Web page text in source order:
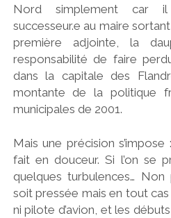
Nord simplement car
successeur.e au maire
première adjointe, la
responsabilité de faire
dans la capitale des
montante de la politique
municipales de 2001.
Mais une précision
fait en douceur. Si l’on se
quelques turbulences…
soit pressée mais en tout cas
ni pilote d’avion, et les